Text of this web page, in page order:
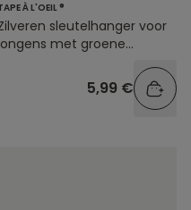
À L'OEIL ®
sleutelhanger voor
met groene
5,99 €